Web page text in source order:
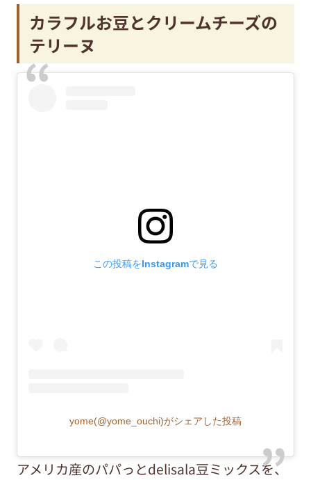
カラフルお豆とクリームチーズの
テリーヌ
この投稿をInstagramで見る
yome(@yome_ouchi)がシェアした投稿
アメリカ産のパパっとdelisala豆ミックスを、